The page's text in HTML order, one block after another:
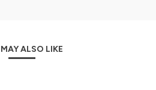
ALSO LIKE